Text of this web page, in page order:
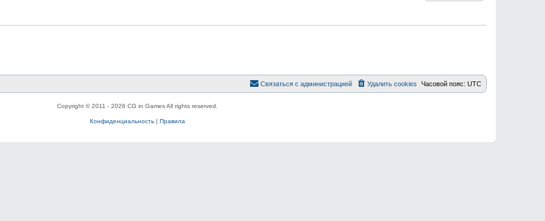
Часовой пояс: UTC
Удалить cookies
Связаться с администрацией
Copyright © 2011 - 2026 CG in Games All rights reserved.
Конфиденциальность| Правила